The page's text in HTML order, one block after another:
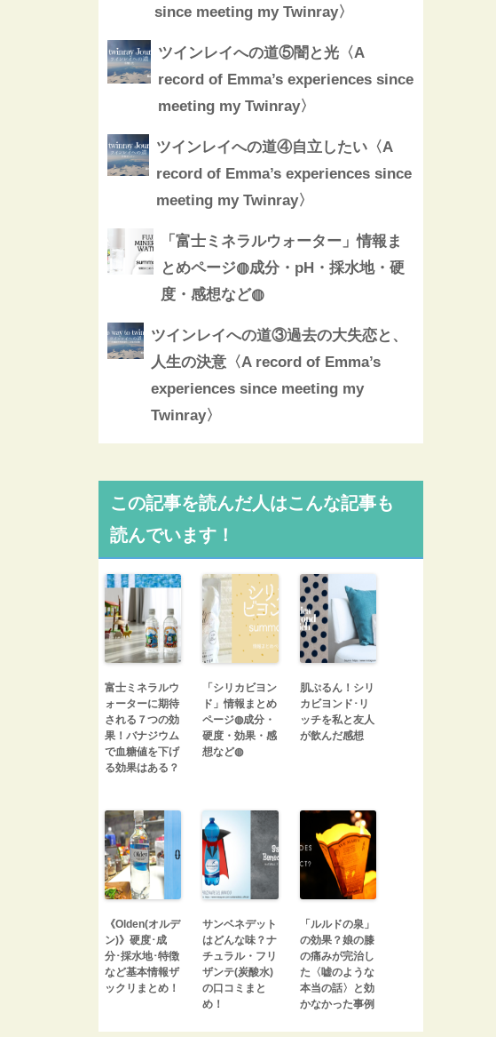
since meeting my Twinray〉
ツインレイへの道⑤闇と光〈A
record of Emma’s experiences since
meeting my Twinray〉
ツインレイへの道④自立したい〈A
record of Emma’s experiences since
meeting my Twinray〉
「富士ミネラルウォーター」情報ま
とめページ◍成分・pH・採水地・硬
度・感想など◍
ツインレイへの道③過去の大失恋と、
人生の決意〈A record of Emma’s
experiences since meeting my
Twinray〉
この記事を読んだ人はこんな記事も
読んでいます！
富士ミネラルウ
ォーターに期待
される７つの効
果！バナジウム
で血糖値を下げ
る効果はある？
「シリカビヨン
ド」情報まとめ
ページ◍成分・
硬度・効果・感
想など◍
肌ぷるん！シリ
カビヨンド･リ
ッチを私と友人
が飲んだ感想
《Olden(オルデ
ン)》硬度･成
分･採水地･特徴
など基本情報ザ
ックリまとめ！
サンベネデット
はどんな味？ナ
チュラル・フリ
ザンテ(炭酸水)
の口コミまと
め！
「ルルドの泉」
の効果？娘の膝
の痛みが完治し
た〈嘘のような
本当の話〉と効
かなかった事例